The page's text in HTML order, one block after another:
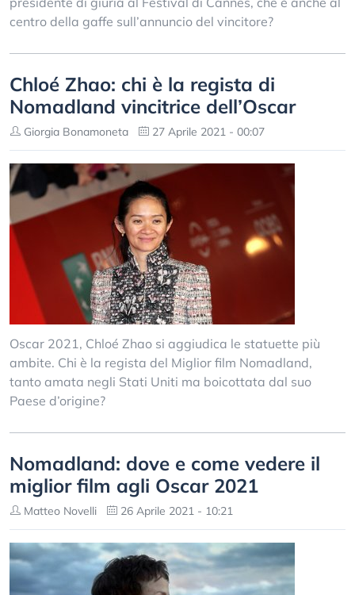
centro della gaffe sull’annuncio del vincitore?
Chloé Zhao: chi è la regista di
Nomadland vincitrice dell’Oscar
Giorgia Bonamoneta 27 Aprile 2021 - 00:07
Oscar 2021, Chloé Zhao si aggiudica le statuette più
ambite. Chi è la regista del Miglior film Nomadland,
tanto amata negli Stati Uniti ma boicottata dal suo
Paese d’origine?
Nomadland: dove e come vedere il
miglior film agli Oscar 2021
Matteo Novelli 26 Aprile 2021 - 10:21